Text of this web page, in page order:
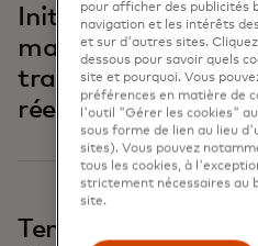
Initiatives du
matière de
transfrontaliers en
réel
Tendances en
pour afficher des publicités
navigation et les intérêts
et sur d'autres sites.
dessous pour savoir quels
site et pourquoi. Vous
préférences en matière de
l'outil "Gérer les cookies"
sous forme de lien au lieu
sites). Vous pouvez
tous les cookies, à
strictement nécessaires au
site.